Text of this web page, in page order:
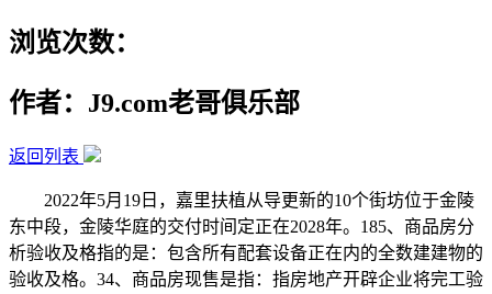
浏览次数：
作者：J9.com老哥俱乐部
返回列表
2022年5月19日，嘉里扶植从导更新的10个街坊位于金陵
东中段，金陵华庭的交付时间定正在2028年。185、商品房分
析验收及格指的是：包含所有配套设备正在内的全数建建物的
验收及格。34、商品房现售是指：指房地产开辟企业将完工验